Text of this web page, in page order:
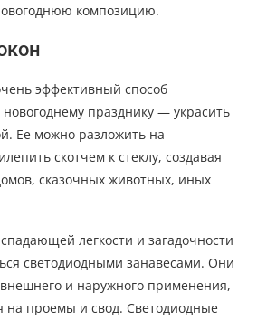
композицию.
эффективный способ
новогоднему празднику — украсить
Ее можно разложить на
скотчем к стеклу, создавая
сказочных животных, иных
легкости и загадочности
светодиодными занавесами. Они
и наружного применения,
на проемы и свод. Светодиодные